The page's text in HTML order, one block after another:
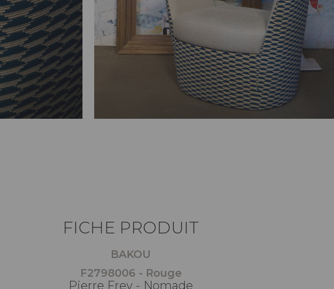
FICHE PRODUIT
BAKOU
F2798006 - Rouge
Pierre Frey - Nomade